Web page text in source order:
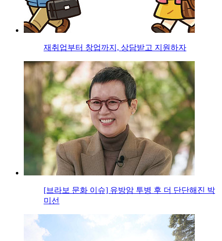
재취업부터 창업까지, 상담받고 지원하자
[브라보 문화 이슈] 유방암 투병 후 더 단단해진 박
미선